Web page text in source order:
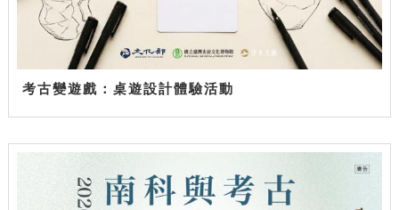
考古變遊戲：桌遊設計體驗活動